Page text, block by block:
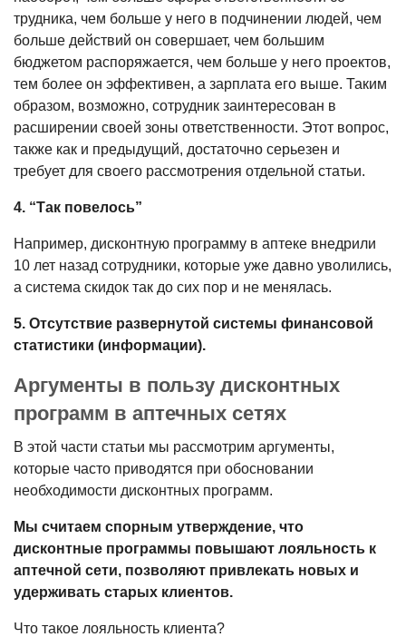
трудника, чем больше у него в подчине­нии людей, чем
больше действий он совершает, чем большим
бюджетом распоряжается, чем больше у него про­ектов,
тем более он эффективен, а зар­плата его выше. Таким
образом, воз­можно, сотрудник заинтересован в
расширении своей зоны ответственно­сти. Этот вопрос,
также как и предыду­щий, достаточно серьезен и
требует для своего рассмотрения отдельной статьи.
4. “Так повелось”
Например, дисконтную программу в аптеке внедрили
10 лет назад сотруд­ники, которые уже давно уволились,
а система скидок так до сих пор и не ме­нялась.
5. Отсутствие развернутой систе­мы финансовой
статистики (инфор­мации).
Аргументы в пользу дисконтных
программ в аптечных сетях
В этой части статьи мы рассмотрим аргументы,
которые часто приводятся при обосновании
необходимости дис­контных программ.
Мы считаем спорным утвержде­ние, что
дисконтные программы по­вышают лояльность к
аптечной сети, позволяют привлекать новых и
удер­живать старых клиентов.
Что такое лояльность клиента?